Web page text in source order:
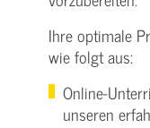
Ihre optimale
wie folgt aus:
Online-
unseren